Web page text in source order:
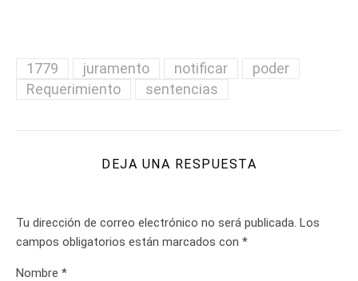
1779 juramento notificar
poder
Requerimiento
sentencias
DEJA UNA RESPUESTA
Tu dirección de correo electrónico no será publicada. Los
campos obligatorios están marcados con *
Nombre *